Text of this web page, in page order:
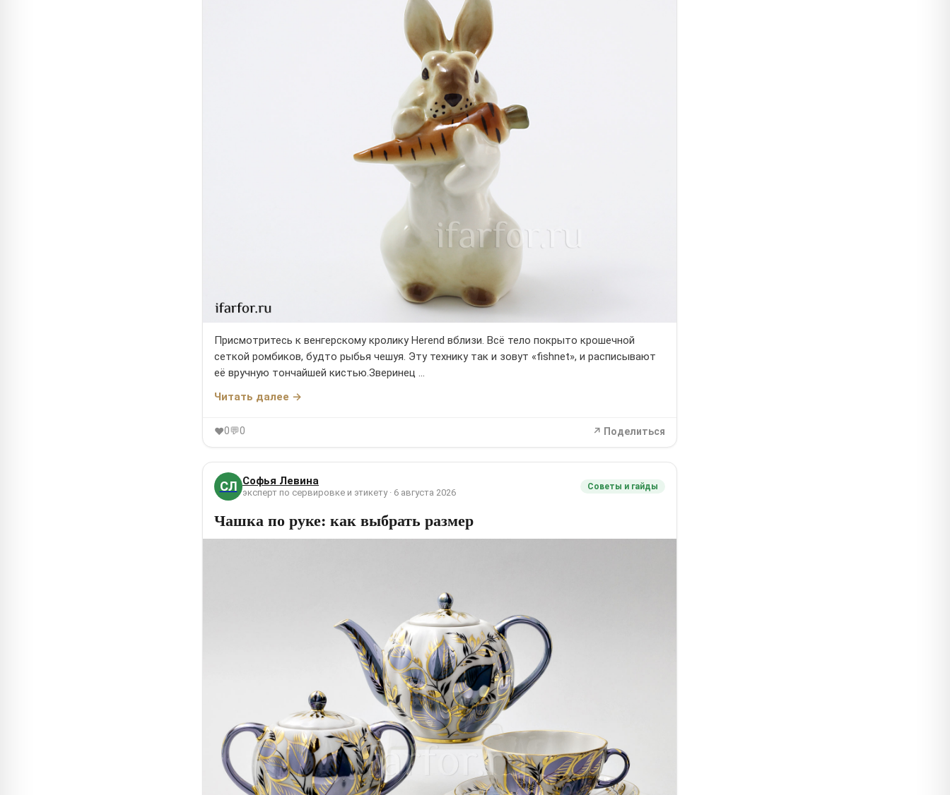
Присмотритесь к венгерскому кролику Herend вблизи. Всё тело покрыто крошечной
сеткой ромбиков, будто рыбья чешуя. Эту технику так и зовут «fishnet», и расписывают
её вручную тончайшей кистью.Зверинец …
Читать далее →
♥0💬0 ↗ Поделиться
СЛ Софья Левина
эксперт по сервировке и этикету · 6 августа 2026
Советы и гайды
Чашка по руке: как выбрать размер